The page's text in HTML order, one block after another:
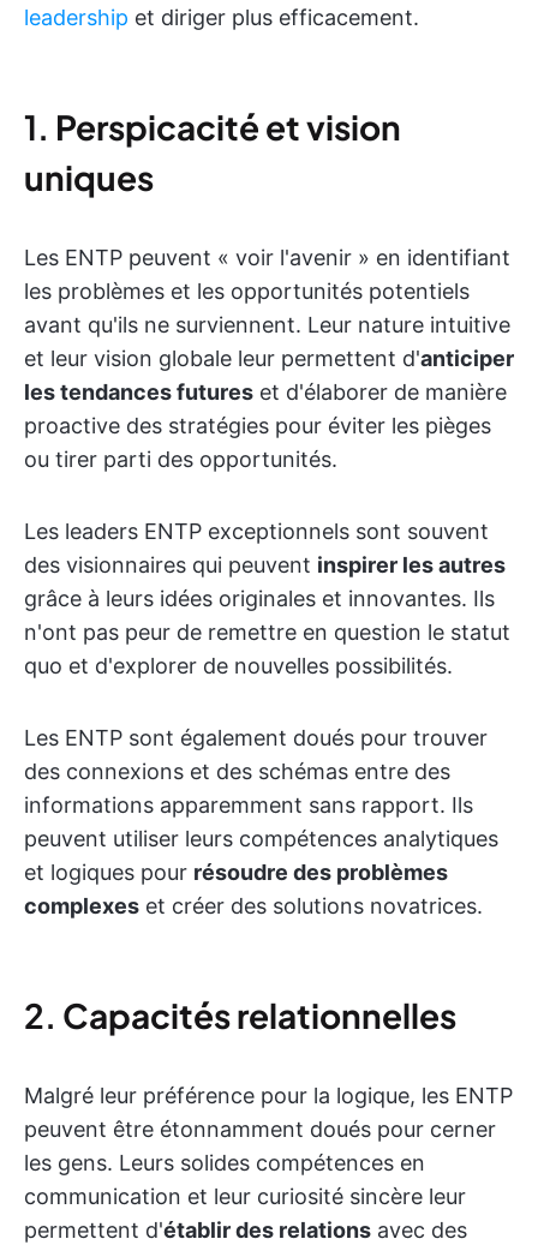
leadership et diriger plus efficacement.
1. Perspicacité et vision
uniques
Les ENTP peuvent « voir l'avenir » en identifiant
les problèmes et les opportunités potentiels
avant qu'ils ne surviennent. Leur nature intuitive
et leur vision globale leur permettent d'anticiper
les tendances futures et d'élaborer de manière
proactive des stratégies pour éviter les pièges
ou tirer parti des opportunités.
Les leaders ENTP exceptionnels sont souvent
des visionnaires qui peuvent inspirer les autres
grâce à leurs idées originales et innovantes. Ils
n'ont pas peur de remettre en question le statut
quo et d'explorer de nouvelles possibilités.
Les ENTP sont également doués pour trouver
des connexions et des schémas entre des
informations apparemment sans rapport. Ils
peuvent utiliser leurs compétences analytiques
et logiques pour résoudre des problèmes
complexes et créer des solutions novatrices.
2. Capacités relationnelles
Malgré leur préférence pour la logique, les ENTP
peuvent être étonnamment doués pour cerner
les gens. Leurs solides compétences en
communication et leur curiosité sincère leur
permettent d'établir des relations avec des